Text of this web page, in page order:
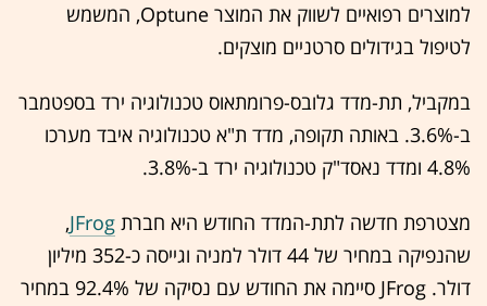
למוצרים רפואיים לשווק את המוצר Optune, המשמש
לטיפול בגידולים סרטניים מוצקים.
במקביל, תת-מדד גלובס-פרומתאוס טכנולוגיה ירד בספטמבר
ב-3.6%. באותה תקופה, מדד ת"א טכנולוגיה איבד מערכו
4.8% ומדד נאסד"ק טכנולוגיה ירד ב-3.8%.
מצטרפת חדשה לתת-המדד החודש היא חברת JFrog
,
שהנפיקה במחיר של 44 דולר למניה וגייסה כ-352 מיליון
דולר. JFrog סיימה את החודש עם נסיקה של 92.4% במחיר